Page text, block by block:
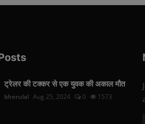
ट्रेलर की टक्कर से एक युवक की अकाल मौत
bherulal Aug 25, 2024 0 1573